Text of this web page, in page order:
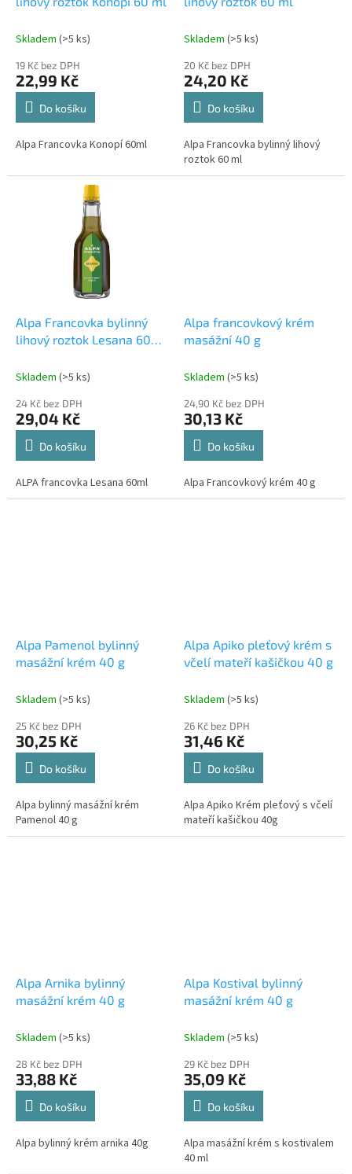
Skladem (>5 ks)
19 Kč bez DPH
22,99 Kč
Do košíku
Alpa Francovka Konopí 60ml
Skladem (>5 ks)
20 Kč bez DPH
24,20 Kč
Do košíku
Alpa Francovka bylinný lihový
roztok 60 ml
Alpa Francovka bylinný
lihový roztok Lesana 60
Skladem (>5 ks)
24 Kč bez DPH
29,04 Kč
Do košíku
ALPA francovka Lesana 60ml
Alpa francovkový krém
masážní 40 g
Skladem (>5 ks)
24,90 Kč bez DPH
30,13 Kč
Do košíku
Alpa Francovkový krém 40 g
Alpa Pamenol bylinný
masážní krém 40 g
Skladem (>5 ks)
25 Kč bez DPH
30,25 Kč
Do košíku
Alpa bylinný masážní krém
Pamenol 40 g
Alpa Apiko pleťový krém s
včelí mateří kašičkou 40 g
Skladem (>5 ks)
26 Kč bez DPH
31,46 Kč
Do košíku
Alpa Apiko Krém pleťový s včelí
mateří kašičkou 40g
Alpa Arnika bylinný
masážní krém 40 g
Skladem (>5 ks)
28 Kč bez DPH
33,88 Kč
Do košíku
Alpa bylinný krém arnika 40g
Alpa Kostival bylinný
masážní krém 40 g
Skladem (>5 ks)
29 Kč bez DPH
35,09 Kč
Do košíku
Alpa masážní krém s kostivalem
40 ml